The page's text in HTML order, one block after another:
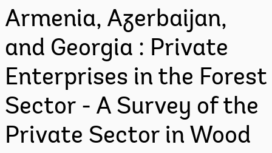
Armenia, Azerbaijan,
and Georgia : Private
Enterprises in the Forest
Sector - A Survey of the
Private Sector in Wood